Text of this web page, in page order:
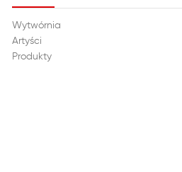
Wytwórnia
Artyści
Produkty